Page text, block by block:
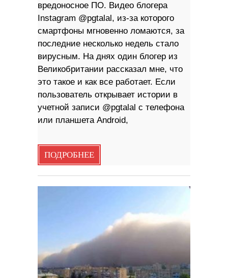
вредоносное ПО. Видео блогера
Instagram @pgtalal, из-за которого
смартфоны мгновенно ломаются, за
последние несколько недель стало
вирусным. На днях один блогер из
Великобритании рассказал мне, что
это такое и как все работает. Если
пользователь открывает истории в
учетной записи @pgtalal с телефона
или планшета Android,
ПОДРОБНЕЕ